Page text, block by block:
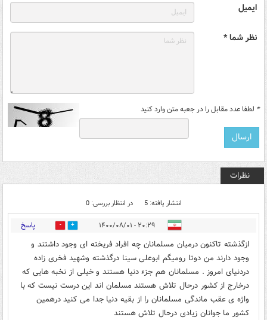
ایمیل
نظر شما *
* لطفا عدد مقابل را در جعبه متن وارد کنید
نظرات
انتشار یافته: 5 در انتظار بررسی: 0
۲۰:۲۹ - ۱۴۰۰/۰۸/۰۱ 23 پاسخ
ازگذشته تاکنون درمیان مسلمانان چه افراد فریخته ای وجود داشتند و
وجود دارند من دوتا رومیگم ابوعلی سینا درگذشته وشهید فخری زاده
دردنیای امروز . مسلمانان هم جزء دنیا هستند و خیلی از نخبه هایی که
درخارج از کشور درحال تلاش هستند مسلمان اند این درست نیست که با
واژه ی عقب ماندگی مسلمانان را از بقیه دنیا جدا می کنید درهمین
کشور ما جوانان زیادی درحال تلاش هستند